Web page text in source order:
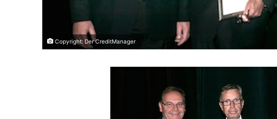
Copyright: Der CreditManager